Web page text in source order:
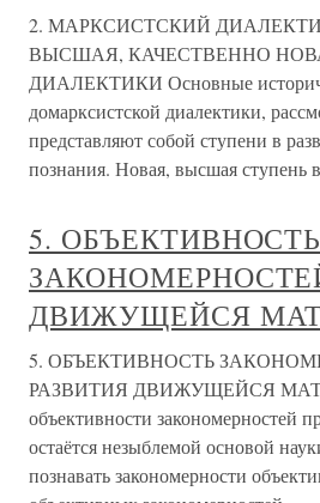
2. МАРКСИСТСКИЙ
ВЫСШАЯ, КАЧЕСТВЕННО
ДИАЛЕКТИКИ Основные
домарксистской диалектики,
представляют собой ступени в
познания. Новая, высшая ступень
5. ОБЪЕКТИВНОСТЬ
ДВИЖУЩЕЙСЯ
5. ОБЪЕКТИВНОСТЬ
РАЗВИТИЯ ДВИЖУЩЕЙСЯ
объективности закономерностей
остаётся незыблемой основой
познавать закономерности